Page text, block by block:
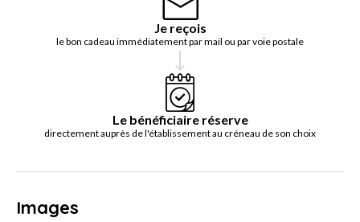
Je reçois
le bon cadeau immédiatement par mail ou par voie postale
Le bénéficiaire réserve
directement auprès de l'établissement au créneau de son choix
Images